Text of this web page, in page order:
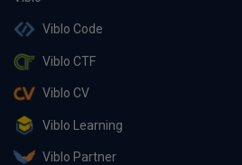
Viblo Code
Viblo CTF
Viblo CV
Viblo Learning
Viblo Partner